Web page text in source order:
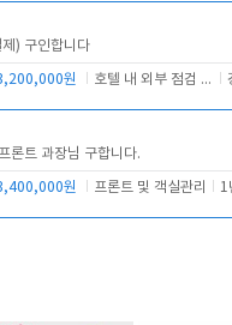
) 구인합니다
원 호텔 내 외부 점검 및 프런트 운영
론트 과장님 구합니다.
원 프론트 및 객실관리 1